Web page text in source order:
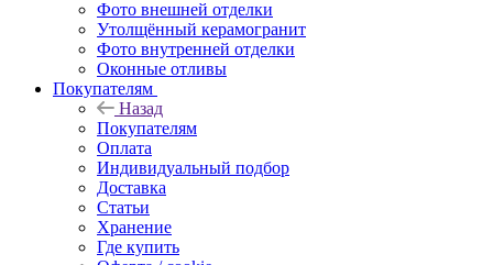
Фото внешней отделки
Утолщённый керамогранит
Фото внутренней отделки
Оконные отливы
Покупателям
Назад
Покупателям
Оплата
Индивидуальный подбор
Доставка
Статьи
Хранение
Где купить